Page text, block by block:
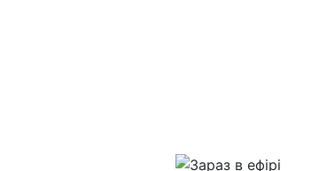
Зараз в ефірі